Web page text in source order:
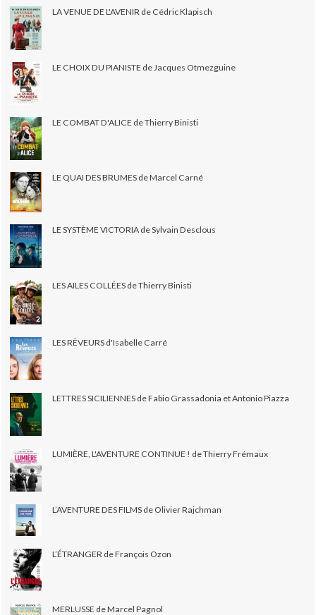
LA VENUE DE L'AVENIR de Cédric Klapisch
LE CHOIX DU PIANISTE de Jacques Otmezguine
LE COMBAT D'ALICE de Thierry Binisti
LE QUAI DES BRUMES de Marcel Carné
LE SYSTÈME VICTORIA de Sylvain Desclous
LES AILES COLLÉES de Thierry Binisti
LES RÊVEURS d'Isabelle Carré
LETTRES SICILIENNES de Fabio Grassadonia et Antonio Piazza
LUMIÈRE, L'AVENTURE CONTINUE ! de Thierry Frémaux
L’AVENTURE DES FILMS de Olivier Rajchman
L’ÉTRANGER de François Ozon
MERLUSSE de Marcel Pagnol